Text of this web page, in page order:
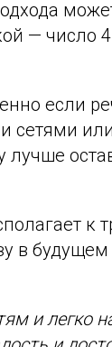
— число
если
сетями
к
в
и легко